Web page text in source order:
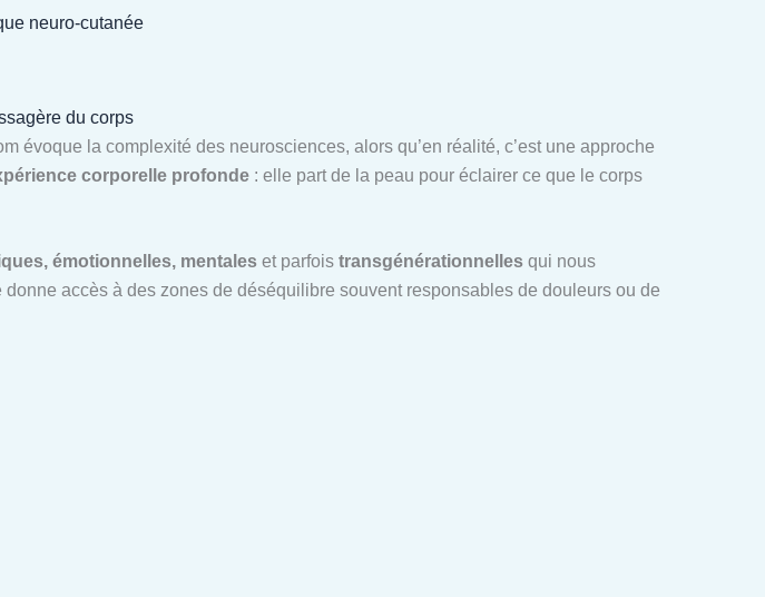
neuro-cutanée
du corps
évoque la complexité des neurosciences, alors qu’en réalité, c’est une approche
corporelle profonde : elle part de la peau pour éclairer ce que le corps
émotionnelles, mentales et parfois transgénérationnelles qui nous
donne accès à des zones de déséquilibre souvent responsables de douleurs ou de